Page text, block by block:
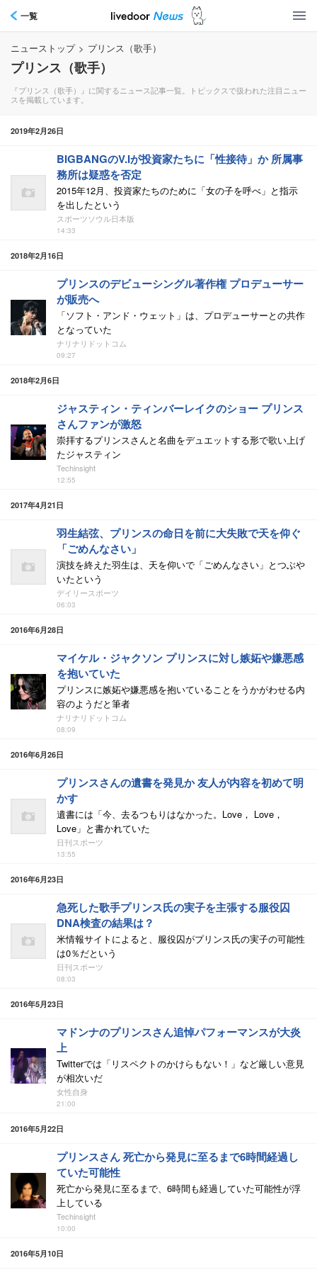
一覧
ニューストップ > プリンス（歌手）
プリンス（歌手）
『プリンス（歌手）』に関するニュース記事一覧。トピックスで扱われた注目ニュー
スを掲載しています。
2019年2月26日
BIGBANGのV.Iが投資家たちに「性接待」か 所属事
務所は疑惑を否定
2015年12月、投資家たちのために「女の子を呼べ」と指示
を出したという
スポーツソウル日本版
14:33
2018年2月16日
プリンスのデビューシングル著作権 プロデューサー
が販売へ
「ソフト・アンド・ウェット」は、プロデューサーとの共作
となっていた
ナリナリドットコム
09:27
2018年2月6日
ジャスティン・ティンバーレイクのショー プリンス
さんファンが激怒
崇拝するプリンスさんと名曲をデュエットする形で歌い上げ
たジャスティン
Techinsight
12:55
2017年4月21日
羽生結弦、プリンスの命日を前に大失敗で天を仰ぐ
「ごめんなさい」
演技を終えた羽生は、天を仰いで「ごめんなさい」とつぶや
いたという
デイリースポーツ
06:03
2016年6月28日
マイケル・ジャクソン プリンスに対し嫉妬や嫌悪感
を抱いていた
プリンスに嫉妬や嫌悪感を抱いていることをうかがわせる内
容のようだと筆者
ナリナリドットコム
08:09
2016年6月26日
プリンスさんの遺書を発見か 友人が内容を初めて明
かす
遺書には「今、去るつもりはなかった。Love， Love，
Love」と書かれていた
日刊スポーツ
13:55
2016年6月23日
急死した歌手プリンス氏の実子を主張する服役囚
DNA検査の結果は？
米情報サイトによると、服役囚がプリンス氏の実子の可能性
は0％だという
日刊スポーツ
08:03
2016年5月23日
マドンナのプリンスさん追悼パフォーマンスが大炎
上
Twitterでは「リスペクトのかけらもない！」など厳しい意見
が相次いだ
女性自身
21:00
2016年5月22日
プリンスさん 死亡から発見に至るまで6時間経過し
ていた可能性
死亡から発見に至るまで、6時間も経過していた可能性が浮
上している
Techinsight
10:00
2016年5月10日